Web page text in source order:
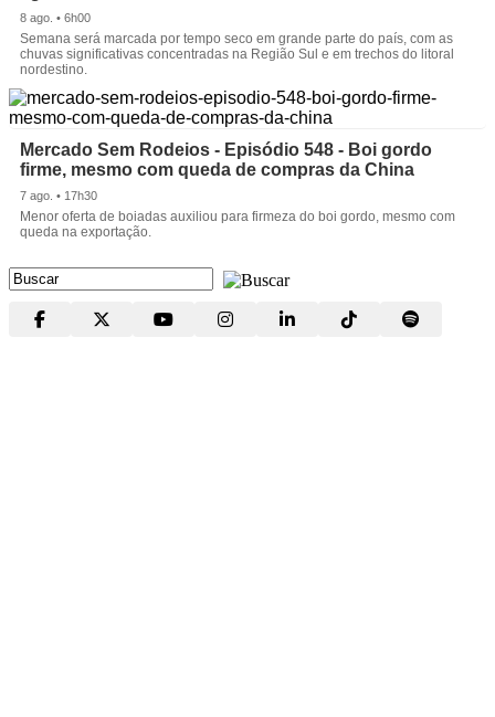
8 ago. • 6h00
Semana será marcada por tempo seco em grande parte do país, com as
chuvas significativas concentradas na Região Sul e em trechos do litoral
nordestino.
Mercado Sem Rodeios - Episódio 548 - Boi gordo
firme, mesmo com queda de compras da China
7 ago. • 17h30
Menor oferta de boiadas auxiliou para firmeza do boi gordo, mesmo com
queda na exportação.